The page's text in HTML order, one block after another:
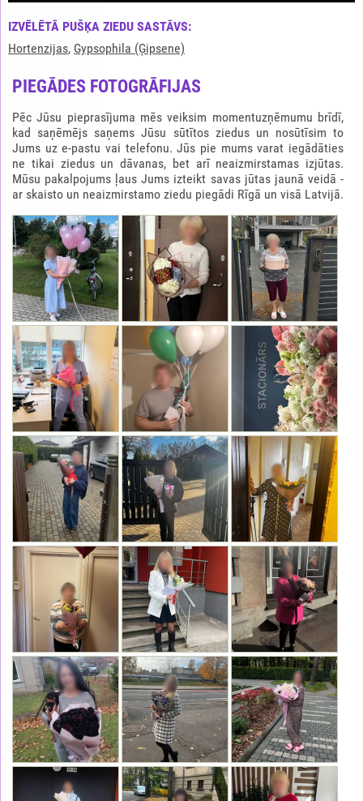
IZVĒLĒTĀ PUŠĶA ZIEDU SASTĀVS:
Hortenzijas, Gypsophila (Ģipsene)
PIEGĀDES FOTOGRĀFIJAS
Pēc Jūsu pieprasījuma mēs veiksim momentuzņēmumu brīdī,
kad saņēmējs saņems Jūsu sūtītos ziedus un nosūtīsim to
Jums uz e-pastu vai telefonu. Jūs pie mums varat iegādāties
ne tikai ziedus un dāvanas, bet arī neaizmirstamas izjūtas.
Mūsu pakalpojums ļaus Jums izteikt savas jūtas jaunā veidā -
ar skaisto un neaizmirstamo ziedu piegādi Rīgā un visā Latvijā.